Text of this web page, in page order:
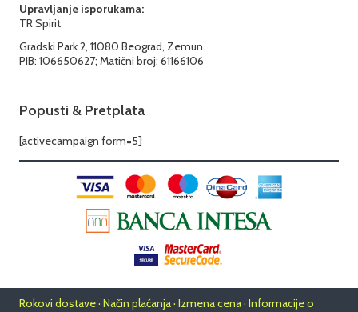
Upravljanje isporukama:
TR Spirit
Gradski Park 2, 11080 Beograd, Zemun
PIB: 106650627; Matični broj: 61166106
Popusti & Pretplata
[activecampaign form=5]
Rokovi dostave · Način plaćanja · Izmena cena · Informacije o